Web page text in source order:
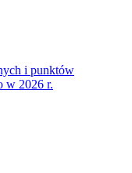
i punktów
w 2026 r.